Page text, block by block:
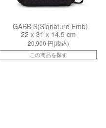
GABB S(Signature Emb)
22 x 31 x 14.5 cm
20,900 円(税込)
この商品を探す